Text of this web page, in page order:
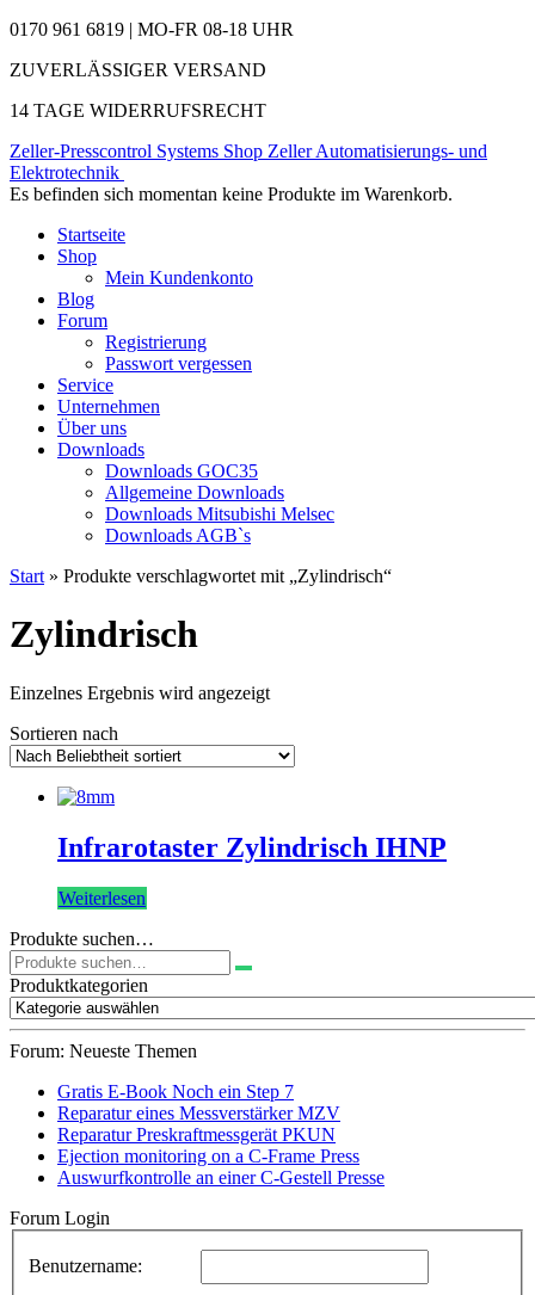
0170 961 6819 | MO-FR 08-18 UHR
ZUVERLÄSSIGER VERSAND
14 TAGE WIDERRUFSRECHT
Zeller-Presscontrol Systems Shop Zeller Automatisierungs- und
Elektrotechnik
Es befinden sich momentan keine Produkte im Warenkorb.
Startseite
Shop
Mein Kundenkonto
Blog
Forum
Registrierung
Passwort vergessen
Service
Unternehmen
Über uns
Downloads
Downloads GOC35
Allgemeine Downloads
Downloads Mitsubishi Melsec
Downloads AGB`s
Start » Produkte verschlagwortet mit „Zylindrisch“
Zylindrisch
Einzelnes Ergebnis wird angezeigt
Sortieren nach
Infrarotaster Zylindrisch IHNP
Weiterlesen
Produkte suchen…
Suchen
nach:
Produktkategorien
Forum: Neueste Themen
Gratis E-Book Noch ein Step 7
Reparatur eines Messverstärker MZV
Reparatur Preskraftmessgerät PKUN
Ejection monitoring on a C-Frame Press
Auswurfkontrolle an einer C-Gestell Presse
Forum Login
Benutzername: